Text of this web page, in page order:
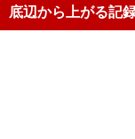
底辺から上がる記